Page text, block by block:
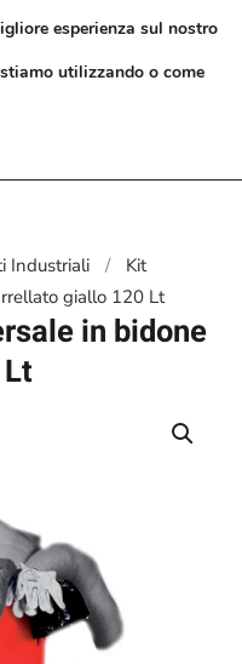
Industriali
Kit
giallo 120 Lt
in bidone
esperienza sul nostro
utilizzando o come